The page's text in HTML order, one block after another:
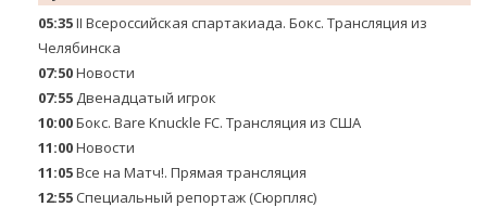
05:35II Всероссийская спартакиада. Бокс. Трансляция из
Челябинска
07:50Новости
07:55 Двенадцатый игрок
10:00Бокс. Bare Knuckle FC. Трансляция из США
11:00Новости
11:05Все на Матч!. Прямая трансляция
12:55Специальный репортаж (Сюрпляс)